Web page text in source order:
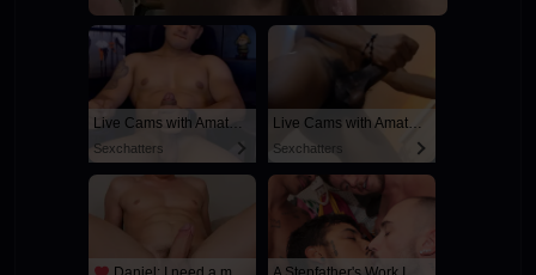
Live Cams with Amateur Men
Sexchatters
Live Cams with Amateur Men
Sexchatters